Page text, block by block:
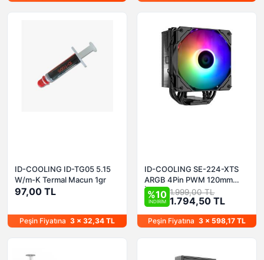
ID-COOLING ID-TG05 5.15
W/m-K Termal Macun 1gr
97,00 TL
Peşin Fiyatına 3 x 32,34 TL
ID-COOLING SE-224-XTS
ARGB 4Pin PWM 120mm
İşlemci Soğutucu
%10
İNDİRİM
1.999,00 TL
1.794,50 TL
Peşin Fiyatına 3 x 598,17 TL